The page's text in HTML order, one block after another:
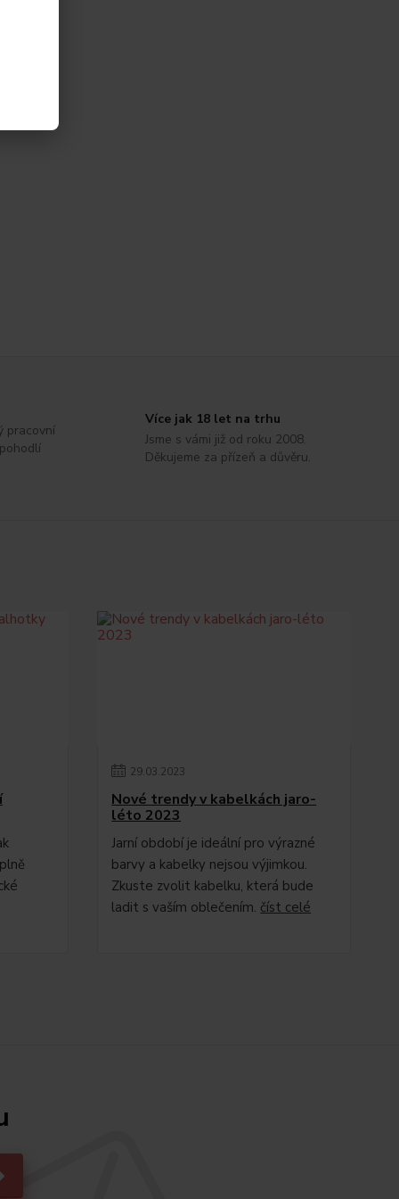
pracovní
Více jak 18 let na trhu
Jsme s vámi již od roku 2008.
Děkujeme za přízeň a důvěru.
29.03.2023
Nové trendy v kabelkách jaro-
léto 2023
Jarní období je ideální pro výrazné
barvy a kabelky nejsou výjimkou.
Zkuste zvolit kabelku, která bude
ladit s vaším oblečením. číst celé